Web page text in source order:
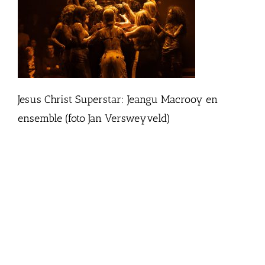
Jesus Christ Superstar: Jeangu Macrooy en
ensemble (foto Jan Versweyveld)